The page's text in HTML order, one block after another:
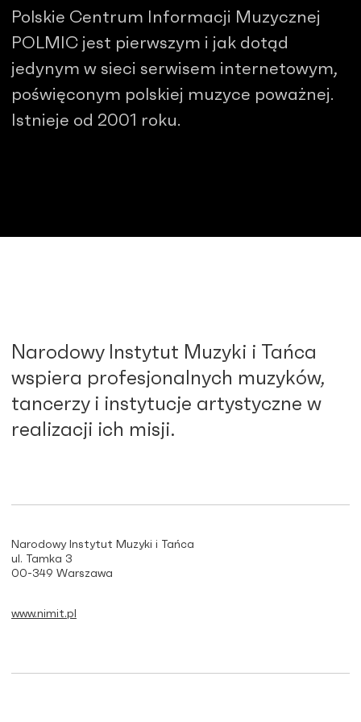
Polskie Centrum Informacji Muzycznej
POLMIC jest pierwszym i jak dotąd
jedynym w sieci serwisem internetowym,
poświęconym polskiej muzyce poważnej.
Istnieje od 2001 roku.
Narodowy Instytut Muzyki i Tańca
wspiera profesjonalnych muzyków,
tancerzy i instytucje artystyczne w
realizacji ich misji.
Narodowy Instytut Muzyki i Tańca
ul. Tamka 3
00-349 Warszawa
www.nimit.pl